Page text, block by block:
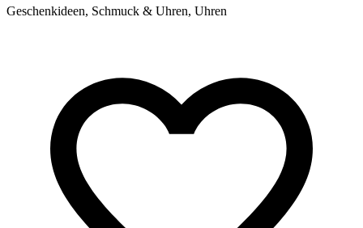
Geschenkideen, Schmuck & Uhren, Uhren